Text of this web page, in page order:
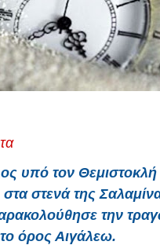
υπό τον Θεμιστοκλή
στενά της
την
όρος Αιγάλεω.